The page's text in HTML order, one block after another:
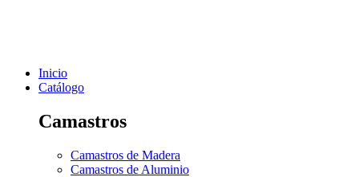
Inicio
Catálogo
Camastros
Camastros de Madera
Camastros de Aluminio